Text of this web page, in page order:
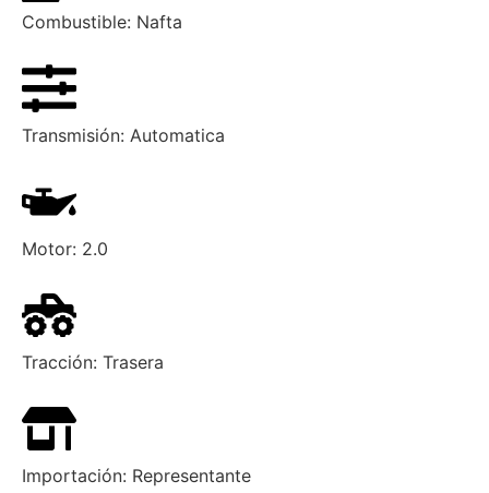
Combustible: Nafta
Transmisión: Automatica
Motor: 2.0
Tracción: Trasera
Importación: Representante